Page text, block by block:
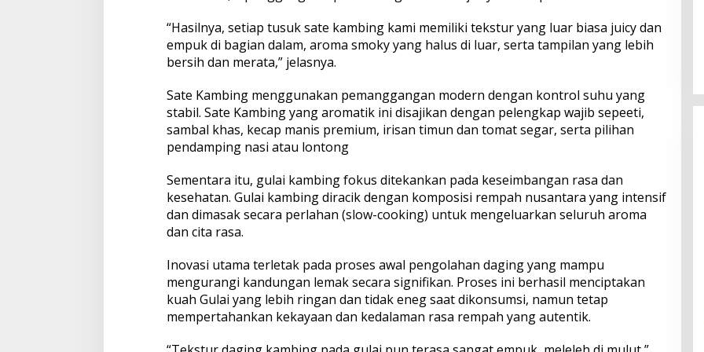
d
a
n
G
l
a
i
K
a
b
i
n
g
“Hasilnya, setiap tusuk sate kambing kami memiliki tekstur yang luar biasa juicy dan
empuk di bagian dalam, aroma smoky yang halus di luar, serta tampilan yang lebih
bersih dan merata,” jelasnya.
Sate Kambing menggunakan pemanggangan modern dengan kontrol suhu yang
stabil. Sate Kambing yang aromatik ini disajikan dengan pelengkap wajib sepeeti,
sambal khas, kecap manis premium, irisan timun dan tomat segar, serta pilihan
pendamping nasi atau lontong
Sementara itu, gulai kambing fokus ditekankan pada keseimbangan rasa dan
kesehatan. Gulai kambing diracik dengan komposisi rempah nusantara yang intensif
dan dimasak secara perlahan (slow-cooking) untuk mengeluarkan seluruh aroma
dan cita rasa.
Inovasi utama terletak pada proses awal pengolahan daging yang mampu
mengurangi kandungan lemak secara signifikan. Proses ini berhasil menciptakan
kuah Gulai yang lebih ringan dan tidak eneg saat dikonsumsi, namun tetap
mempertahankan kekayaan dan kedalaman rasa rempah yang autentik.
Perkuat Ekosistem Pariwisata
dan Serapan Investasi, Sira